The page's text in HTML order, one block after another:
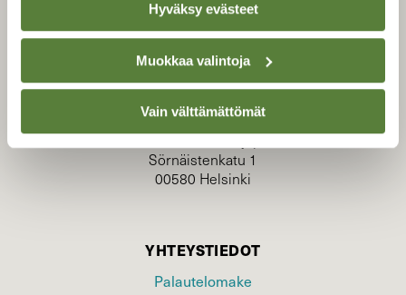
Hyväksy evästeet
Muokkaa valintoja
Vain välttämättömät
tilaajapalvelu@sll.fi
(09) 228 08 210 (arkisin klo 9-15)
Suomen Luonto/tilaajapalvelu
Sörnäistenkatu 1
00580 Helsinki
YHTEYSTIEDOT
Palautelomake